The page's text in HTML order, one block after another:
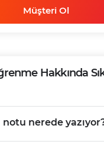
Müşteri Ol
Hakkında
nerede